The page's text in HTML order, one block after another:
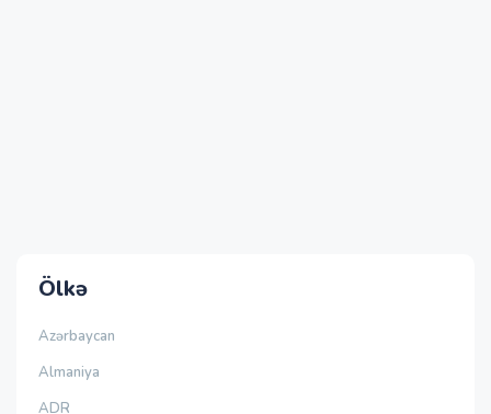
Ölkə
Azərbaycan
Almaniya
ADR